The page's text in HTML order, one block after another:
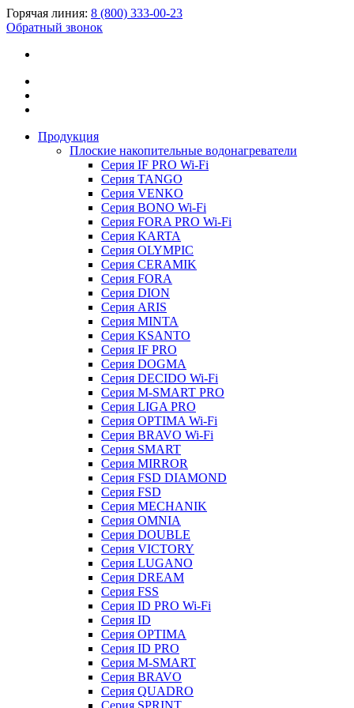
Горячая линия: 8 (800) 333-00-23
Обратный звонок
Продукция
Плоские накопительные водонагреватели
Серия IF PRO Wi-Fi
Серия TANGO
Серия VENKO
Серия BONO Wi-Fi
Серия FORA PRO Wi-Fi
Серия KARTA
Серия OLYMPIC
Серия CERAMIK
Серия FORA
Серия DION
Серия ARIS
Серия MINTA
Серия KSANTO
Серия IF PRO
Серия DOGMA
Серия DECIDO Wi-Fi
Серия M-SMART PRO
Серия LIGA PRO
Серия OPTIMA Wi-Fi
Серия BRAVO Wi-Fi
Серия SMART
Серия MIRROR
Серия FSD DIAMOND
Серия FSD
Серия MECHANIK
Серия OMNIA
Серия DOUBLE
Серия VICTORY
Серия LUGANO
Серия DREAM
Серия FSS
Серия ID PRO Wi-Fi
Серия ID
Серия OPTIMA
Серия ID PRO
Серия M-SMART
Серия BRAVO
Серия QUADRO
Серия SPRINT